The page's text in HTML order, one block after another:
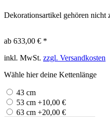
Dekorationsartikel gehören nicht
ab 633,00 € *
inkl. MwSt. zzgl. Versandkosten
Wähle hier deine Kettenlänge
43 cm
53 cm +10,00 €
63 cm +20,00 €